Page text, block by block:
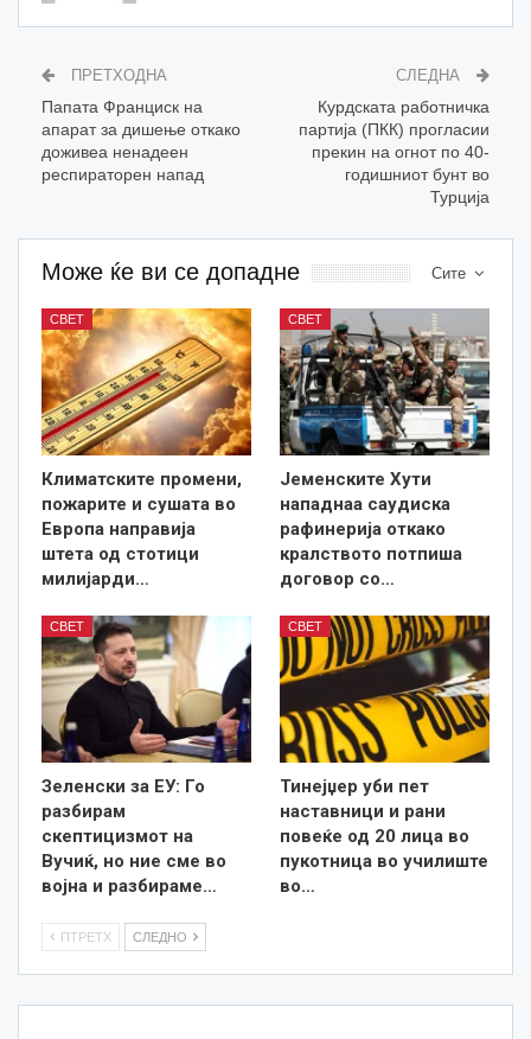
ПРЕТХОДНА
Папата Франциск на
апарат за дишење откако
доживеа ненадеен
респираторен напад
СЛЕДНА
Курдската работничка
партија (ПКК) прогласии
прекин на огнот по 40-
годишниот бунт во
Турција
Сите
Може ќе ви се допадне
СВЕТ
Климатските промени,
пожарите и сушата во
Европа направија
штета од стотици
милијарди…
СВЕТ
Јеменските Хути
нападнаа саудиска
рафинерија откако
кралството потпиша
договор со…
СВЕТ
Зеленски за ЕУ: Го
разбирам
скептицизмот на
Вучиќ, но ние сме во
војна и разбираме…
СВЕТ
Тинејџер уби пет
наставници и рани
повеќе од 20 лица во
пукотница во училиште
во…
ПТРЕТХ СЛЕДНО